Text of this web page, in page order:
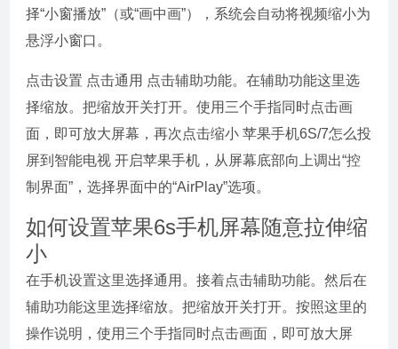
择“小窗播放”（或“画中画”），系统会自动将视频缩小为
悬浮小窗口。
点击设置 点击通用 点击辅助功能。在辅助功能这里选
择缩放。把缩放开关打开。使用三个手指同时点击画
面，即可放大屏幕，再次点击缩小 苹果手机6S/7怎么投
屏到智能电视 开启苹果手机，从屏幕底部向上调出“控
制界面”，选择界面中的“AirPlay”选项。
如何设置苹果6s手机屏幕随意拉伸缩
小
在手机设置这里选择通用。接着点击辅助功能。然后在
辅助功能这里选择缩放。把缩放开关打开。按照这里的
操作说明，使用三个手指同时点击画面，即可放大屏